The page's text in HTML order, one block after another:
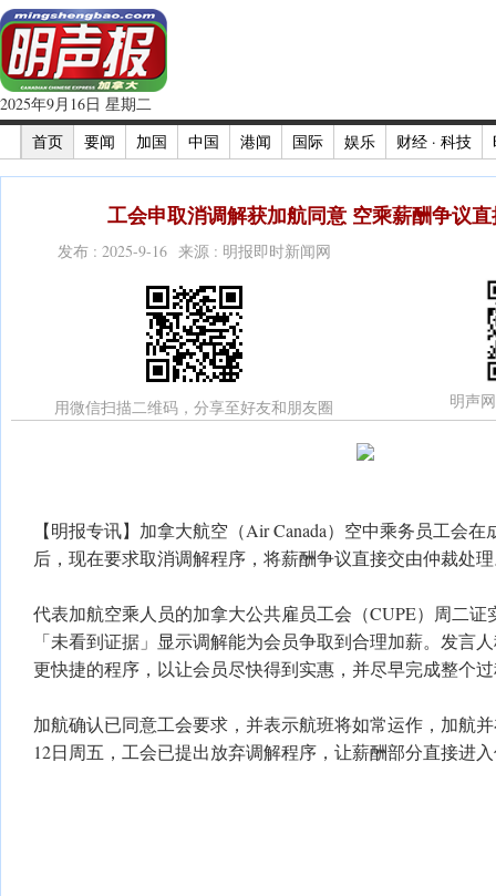
2025年9月16日 星期二
首页
要闻 加国 中国 港闻 国际 娱乐 财经 · 科技
工会申取消调解获加航同意 空乘薪酬争议
发布 : 2025-9-16 来源 : 明报即时新闻网
用微信扫描二维码，分享至好友和朋友圈 明声
【明报专讯】加拿大航空（Air Canada）空中乘务员工会
后，现在要求取消调解程序，将薪酬争议直接交由仲裁处
代表加航空乘人员的加拿大公共雇员工会（CUPE）周二证
「未看到证据」显示调解能为会员争取到合理加薪。发言
更快捷的程序，以让会员尽快得到实惠，并尽早完成整个
加航确认已同意工会要求，并表示航班将如常运作，加航
12日周五，工会已提出放弃调解程序，让薪酬部分直接进